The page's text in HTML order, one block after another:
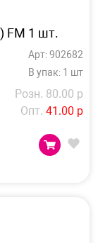
FM 1 шт.
Арт: 902682
В упак: 1 шт
Розн. 80.00 р
Опт. 41.00 р